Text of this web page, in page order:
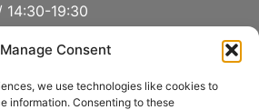
Manage Consent
we use technologies like cookies to
information. Consenting to these
14:30-19:30
E DOMENICA 16 AGOSTO: CHIUSO